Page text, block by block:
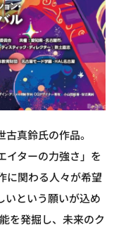
真鈴氏の作品。
イターの力強さ」を
に関わる人々が希望
いという願いが込め
を発掘し、未来のク